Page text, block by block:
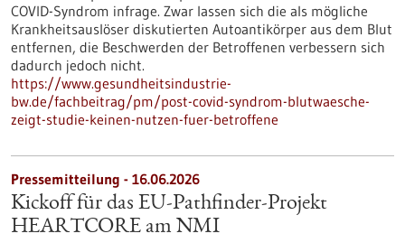
COVID-Syndrom infrage. Zwar lassen sich die als mögliche
Krankheitsauslöser diskutierten Autoantikörper aus dem Blut
entfernen, die Beschwerden der Betroffenen verbessern sich
dadurch jedoch nicht.
https://www.gesundheitsindustrie-
bw.de/fachbeitrag/pm/post-covid-syndrom-blutwaesche-
zeigt-studie-keinen-nutzen-fuer-betroffene
Pressemitteilung - 16.06.2026
Kickoff für das EU-Pathfinder-Projekt
HEARTCORE am NMI